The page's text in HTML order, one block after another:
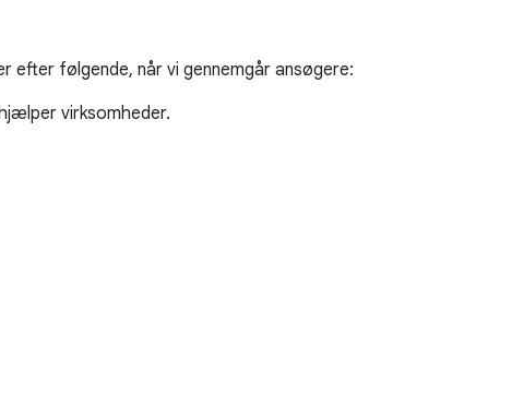
efter følgende, når vi gennemgår ansøgere:
virksomheder.